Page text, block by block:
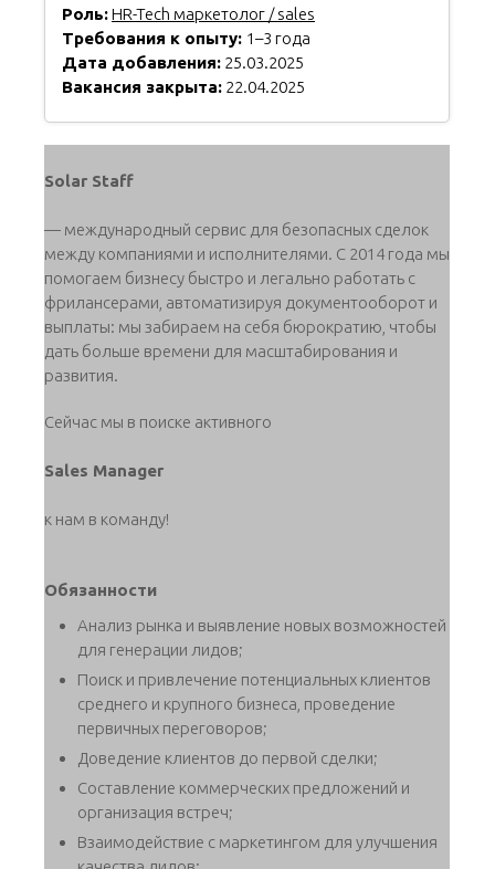
Роль:HR-Tech маркетолог / sales
Требования к опыту: 1–3 года
Дата добавления: 25.03.2025
Вакансия закрыта: 22.04.2025
Solar Staff
— международный сервис для безопасных сделок
между компаниями и исполнителями. С 2014 года мы
помогаем бизнесу быстро и легально работать с
фрилансерами, автоматизируя документооборот и
выплаты: мы забираем на себя бюрократию, чтобы
дать больше времени для масштабирования и
развития.
Сейчас мы в поиске активного
Sales Manager
к нам в команду!
Обязанности
Анализ рынка и выявление новых возможностей
для генерации лидов;
Поиск и привлечение потенциальных клиентов
среднего и крупного бизнеса, проведение
первичных переговоров;
Доведение клиентов до первой сделки;
Составление коммерческих предложений и
организация встреч;
Взаимодействие с маркетингом для улучшения